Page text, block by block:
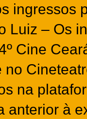
ingressos
Luiz – Os
Cine
no
na
anterior à